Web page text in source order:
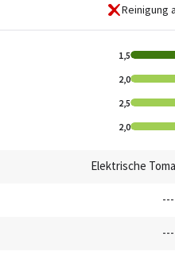
Reinigung
1,5
2,0
2,5
2,0
Elektrische
---
---